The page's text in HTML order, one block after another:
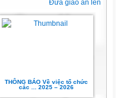
Đưa giáo án lên
THÔNG BÁO Về việc tổ chức
các ... 2025 – 2026